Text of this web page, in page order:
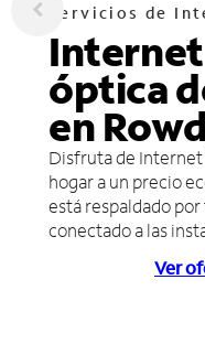
Servicios de
óptica
en
Disfruta de
hogar a un precio
está respaldado
conectado a las
Ver